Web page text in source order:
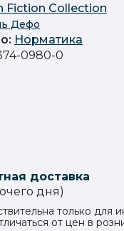
Fiction Collection
Дефо
: Норматика
0980-0
доставка
дня)
только для
от цен в